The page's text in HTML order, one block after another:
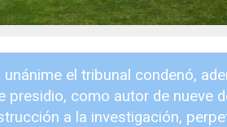
unánime el tribunal condenó,
presidio, como autor de nueve
a la investigación,